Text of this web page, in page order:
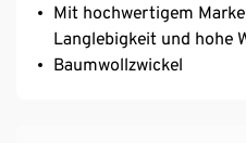
Mit hochwertigem
Langlebigkeit und hohe
Baumwollzwickel